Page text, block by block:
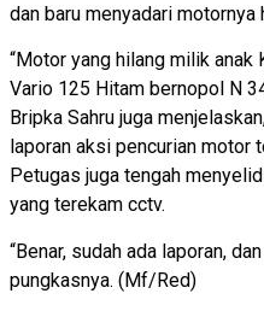
dan baru menyadari motornya
“Motor yang hilang milik anak
Vario 125 Hitam bernopol N
Bripka Sahru juga
laporan aksi pencurian motor
Petugas juga tengah
yang terekam cctv.
“Benar, sudah ada laporan,
pungkasnya. (Mf/Red)